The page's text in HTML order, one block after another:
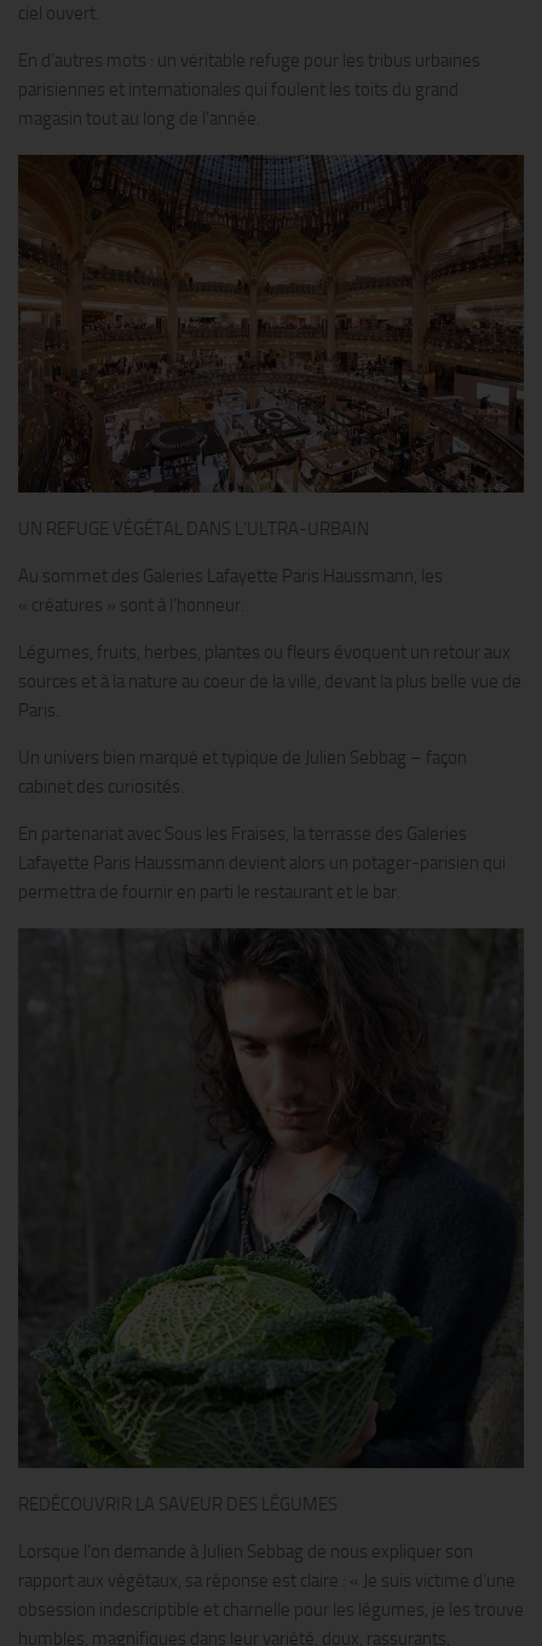
ciel ouvert.
En d’autres mots : un véritable refuge pour les tribus urbaines
parisiennes et internationales qui foulent les toits du grand
magasin tout au long de l’année.
UN REFUGE VÉGÉTAL DANS L’ULTRA-URBAIN
Au sommet des Galeries Lafayette Paris Haussmann, les
« créatures » sont à l’honneur.
Légumes, fruits, herbes, plantes ou fleurs évoquent un retour aux
sources et à la nature au coeur de la ville, devant la plus belle vue de
Paris.
Un univers bien marqué et typique de Julien Sebbag – façon
cabinet des curiosités.
En partenariat avec Sous les Fraises, la terrasse des Galeries
Lafayette Paris Haussmann devient alors un potager-parisien qui
permettra de fournir en parti le restaurant et le bar.
REDÉCOUVRIR LA SAVEUR DES LÉGUMES
Lorsque l’on demande à Julien Sebbag de nous expliquer son
rapport aux végétaux, sa réponse est claire : « Je suis victime d’une
obsession indescriptible et charnelle pour les légumes, je les trouve
humbles, magnifiques dans leur variété, doux, rassurants,